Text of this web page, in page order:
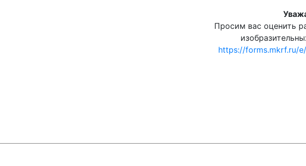
Просим вас оценить
https://forms.mkrf.ru/